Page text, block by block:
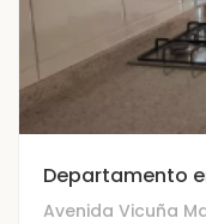
Departamento